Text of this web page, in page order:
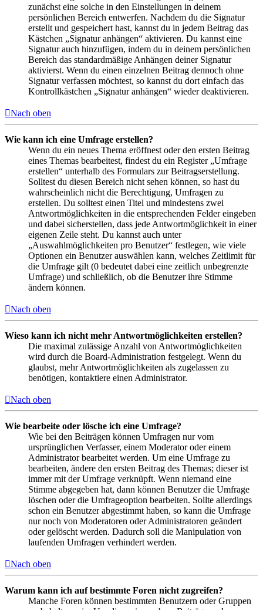
zunächst eine solche in den Einstellungen in deinem
persönlichen Bereich entwerfen. Nachdem du die Signatur
erstellt und gespeichert hast, kannst du in jedem Beitrag das
Kästchen „Signatur anhängen“ aktivieren. Du kannst eine
Signatur auch hinzufügen, indem du in deinem persönlichen
Bereich das standardmäßige Anhängen deiner Signatur
aktivierst. Wenn du einen einzelnen Beitrag dennoch ohne
Signatur verfassen möchtest, so kannst du dort einfach das
Kontrollkästchen „Signatur anhängen“ wieder deaktivieren.
Nach oben
Wie kann ich eine Umfrage erstellen?
Wenn du ein neues Thema eröffnest oder den ersten Beitrag
eines Themas bearbeitest, findest du ein Register „Umfrage
erstellen“ unterhalb des Formulars zur Beitragserstellung.
Solltest du diesen Bereich nicht sehen können, so hast du
wahrscheinlich nicht die Berechtigung, Umfragen zu
erstellen. Du solltest einen Titel und mindestens zwei
Antwortmöglichkeiten in die entsprechenden Felder eingeben
und dabei sicherstellen, dass jede Antwortmöglichkeit in einer
eigenen Zeile steht. Du kannst auch unter
„Auswahlmöglichkeiten pro Benutzer“ festlegen, wie viele
Optionen ein Benutzer auswählen kann, welches Zeitlimit für
die Umfrage gilt (0 bedeutet dabei eine zeitlich unbegrenzte
Umfrage) und schließlich, ob die Benutzer ihre Stimme
ändern können.
Nach oben
Wieso kann ich nicht mehr Antwortmöglichkeiten erstellen?
Die maximal zulässige Anzahl von Antwortmöglichkeiten
wird durch die Board-Administration festgelegt. Wenn du
glaubst, mehr Antwortmöglichkeiten als zugelassen zu
benötigen, kontaktiere einen Administrator.
Nach oben
Wie bearbeite oder lösche ich eine Umfrage?
Wie bei den Beiträgen können Umfragen nur vom
ursprünglichen Verfasser, einem Moderator oder einem
Administrator bearbeitet werden. Um eine Umfrage zu
bearbeiten, ändere den ersten Beitrag des Themas; dieser ist
immer mit der Umfrage verknüpft. Wenn niemand eine
Stimme abgegeben hat, dann können Benutzer die Umfrage
löschen oder die Umfrageoption bearbeiten. Sollte allerdings
schon ein Benutzer abgestimmt haben, so kann die Umfrage
nur noch von Moderatoren oder Administratoren geändert
oder gelöscht werden. Dadurch soll die Manipulation von
laufenden Umfragen verhindert werden.
Nach oben
Warum kann ich auf bestimmte Foren nicht zugreifen?
Manche Foren können bestimmten Benutzern oder Gruppen